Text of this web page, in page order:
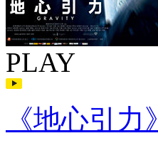
PLAY
《地心引力》